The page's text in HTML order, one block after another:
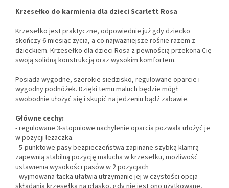
Krzesełko do karmienia dla dzieci Scarlett Rosa
Krzesełko jest praktyczne, odpowiednie już gdy dziecko
skończy 6 miesiąc życia, a co najważniejsze rośnie razem z
dzieckiem. Krzesełko dla dzieci Rosa z pewnością przekona Cię
swoją solidną konstrukcją oraz wysokim komfortem.
Posiada wygodne, szerokie siedzisko, regulowane oparcie i
wygodny podnóżek. Dzięki temu maluch będzie mógł
swobodnie ułożyć się i skupić na jedzeniu bądź zabawie.
Główne cechy:
- regulowane 3-stopniowe nachylenie oparcia pozwala ułożyć je
w pozycji leżaczka.
- 5-punktowe pasy bezpieczeństwa zapinane szybką klamrą
zapewnią stabilną pozycję malucha w krzesełku, możliwość
ustawienia wysokości pasów w 2 pozycjach
- wyjmowana tacka ułatwia utrzymanie jej w czystości opcja